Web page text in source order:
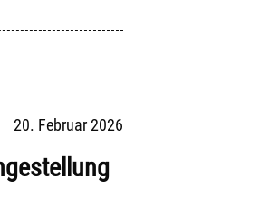
20. Februar 2026